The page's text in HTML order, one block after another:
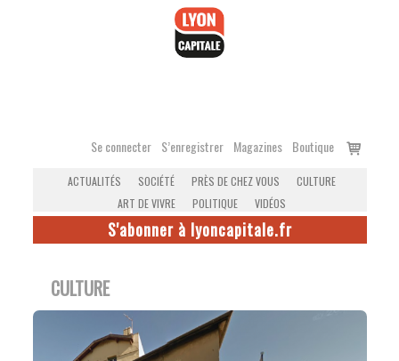
Se connecter S’enregistrer Magazines Boutique
Voir
ACTUALITÉS SOCIÉTÉ PRÈS DE CHEZ VOUS
CULTURE
ART DE VIVRE
POLITIQUE VIDÉOS
S'abonner à lyoncapitale.fr
CULTURE